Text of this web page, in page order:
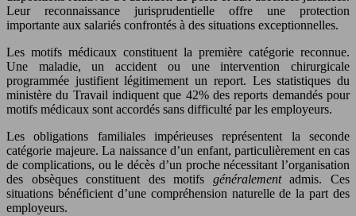
Leur reconnaissance jurisprudentielle offre une protection
importante aux salariés confrontés à des situations exceptionnelles.
Les motifs médicaux constituent la première catégorie reconnue.
Une maladie, un accident ou une intervention chirurgicale
programmée justifient légitimement un report. Les statistiques du
ministère du Travail indiquent que 42% des reports demandés pour
motifs médicaux sont accordés sans difficulté par les employeurs.
Les obligations familiales impérieuses représentent la seconde
catégorie majeure. La naissance d’un enfant, particulièrement en cas
de complications, ou le décès d’un proche nécessitant l’organisation
des obsèques constituent des motifs généralementadmis. Ces
situations bénéficient d’une compréhension naturelle de la part des
employeurs.